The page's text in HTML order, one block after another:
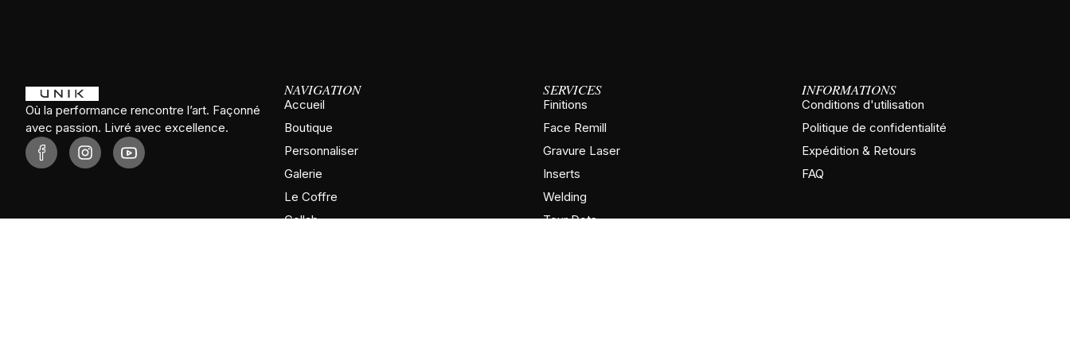
Où la performance rencontre l’art. Façonné
avec passion. Livré avec excellence.
NAVIGATION
Accueil
Boutique
Personnaliser
Galerie
Le Coffre
Collab
SERVICES
Finitions
Face Remill
Gravure Laser
Inserts
Welding
Tour Dots
INFORMATIONS
Conditions d'utilisation
Politique de confidentialité
Expédition & Retours
FAQ